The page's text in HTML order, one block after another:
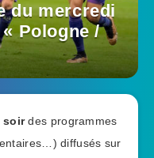
du mercredi
Pologne /
soirdes programmes
diffusés sur